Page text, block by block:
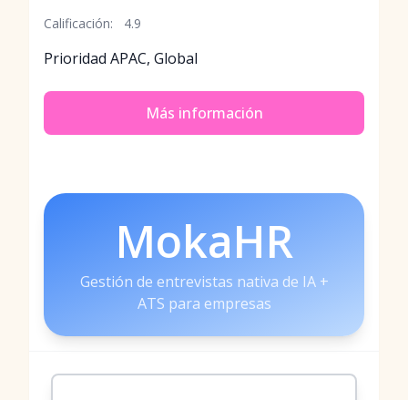
Calificación:
4.9
Prioridad APAC, Global
Más información
MokaHR
Gestión de entrevistas nativa de IA +
ATS para empresas